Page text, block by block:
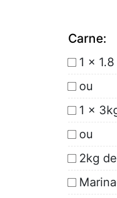
Carne:
1 x
ou
1 x
ou
2kg